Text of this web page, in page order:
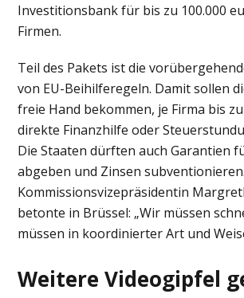
Investitionsbank für bis zu 100.000
Firmen.
Teil des Pakets ist die
von EU-Beihilferegeln. Damit sollen
freie Hand bekommen, je Firma bis
direkte Finanzhilfe oder
Die Staaten dürften auch Garantien
abgeben und Zinsen subventionieren.
Kommissionsvizepräsidentin
betonte in Brüssel: „Wir müssen
müssen in koordinierter Art und
Weitere Videogipfel